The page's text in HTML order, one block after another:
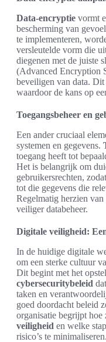
Data-encryptie vormt
bescherming van
te implementeren,
versleutelde vorm die
diegenen met de juiste
(Advanced Encryption
beveiligen van data.
waardoor de kans op
Toegangsbeheer en
Een ander cruciaal
systemen en gegevens.
toegang heeft tot
Het is belangrijk om
gebruikersrechten,
tot die gegevens die
Regelmatig herzien van
veiliger databeheer.
Digitale veiligheid:
In de huidige digitale
om een sterke cultuur
Dit begint met het
cybersecuritybeleid
taken en
goed doordacht beleid
organisatie begrijpt
veiligheid en welke
risico’s te minimaliseren.